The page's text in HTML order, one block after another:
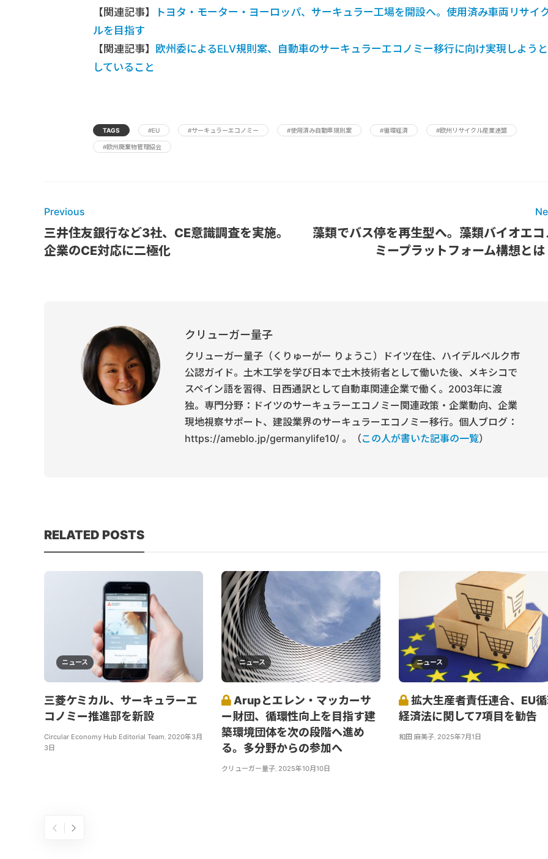
【関連記事】
トヨタ・モーター・ヨーロッパ、サーキュラー工場を開設へ。使用済み車両リサイ
ルを目指す
【関連記事】 欧州委によるELV規則案、自動車のサーキュラーエコノミー移行に向け実現しようと
していること
TAGS #EU #サーキュラーエコノミー #使用済み自動車規則案 #循環経済 #欧州リサイクル産業連盟
#欧州廃棄物管理協会
Previous
三井住友銀行など3社、CE意識調査を実施。
企業のCE対応に二極化
藻類でバス停を再生型へ。藻類バイオエコ
ミープラットフォーム構想とは
クリューガー量子
クリューガー量子（くりゅーがー りょうこ）ドイツ在住、ハイデルベルク市
公認ガイド。土木工学を学び日本で土木技術者として働いた後、メキシコで
スペイン語を習得、日西通訳として自動車関連企業で働く。2003年に渡
独。専門分野：ドイツのサーキュラーエコノミー関連政策・企業動向、企業
現地視察サポート、建設業界のサーキュラーエコノミー移行。個人ブログ：
https://ameblo.jp/germanylife10/ 。（この人が書いた記事の一覧）
RELATED POSTS
ニュース
三菱ケミカル、サーキュラーエ
コノミー推進部を新設
Circular Economy Hub Editorial Team 2020年3月
3日
ニュース
Arupとエレン・マッカーサ
ー財団、循環性向上を目指す建
築環境団体を次の段階へ進め
る。多分野からの参加へ
クリューガー量子 2025年10月10日
ニュース
拡大生産者責任連合、EU
経済法に関して7項目を勧告
和田 麻美子 2025年7月1日